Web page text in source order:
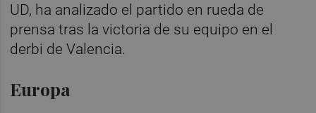
UD, ha analizado el partido en rueda de
prensa tras la victoria de su equipo en el
derbi de Valencia.
Europa